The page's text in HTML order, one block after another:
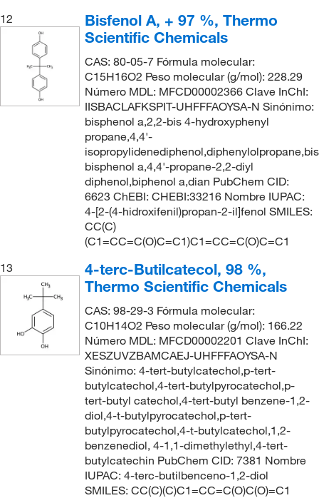
12
Bisfenol A, + 97 %, Thermo
Scientific Chemicals
CAS: 80-05-7 Fórmula molecular:
C15H16O2 Peso molecular (g/mol): 228.29
Número MDL: MFCD00002366 Clave InChI:
IISBACLAFKSPIT-UHFFFAOYSA-N Sinónimo:
bisphenol a,2,2-bis 4-hydroxyphenyl
propane,4,4'-
bisphenol a,4,4'-propane-2,2-diyl
diphenol,biphenol a,dian PubChem CID:
6623 ChEBI: CHEBI:33216 Nombre IUPAC:
4-[2-(4-hidroxifenil)propan-2-il]fenol SMILES:
CC(C)
(C1=CC=C(O)C=C1)C1=CC=C(O)C=C1
13
4-terc-Butilcatecol, 98 %,
Thermo Scientific Chemicals
CAS: 98-29-3 Fórmula molecular:
C10H14O2 Peso molecular (g/mol): 166.22
Número MDL: MFCD00002201 Clave InChI:
XESZUVZBAMCAEJ-UHFFFAOYSA-N
Sinónimo: 4-tert-butylcatechol,p-tert-
butylcatechol,4-tert-butylpyrocatechol,p-
tert-butyl catechol,4-tert-butyl benzene-1,2-
diol,4-t-butylpyrocatechol,p-tert-
butylpyrocatechol,4-t-butylcatechol,1,2-
benzenediol, 4-1,1-dimethylethyl,4-tert-
butylcatechin PubChem CID: 7381 Nombre
IUPAC: 4-terc-butilbenceno-1,2-diol
SMILES: CC(C)(C)C1=CC=C(O)C(O)=C1